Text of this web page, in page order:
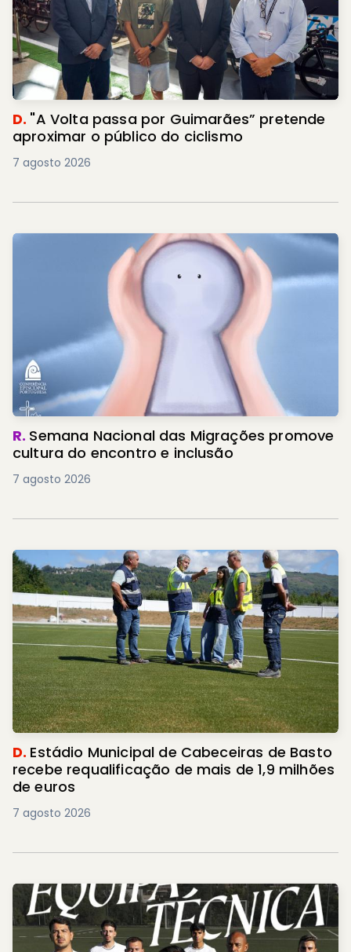
D. "A Volta passa por Guimarães” pretende
aproximar o público do ciclismo
7 agosto 2026
R. Semana Nacional das Migrações promove
cultura do encontro e inclusão
7 agosto 2026
D. Estádio Municipal de Cabeceiras de Basto
recebe requalificação de mais de 1,9 milhões
de euros
7 agosto 2026